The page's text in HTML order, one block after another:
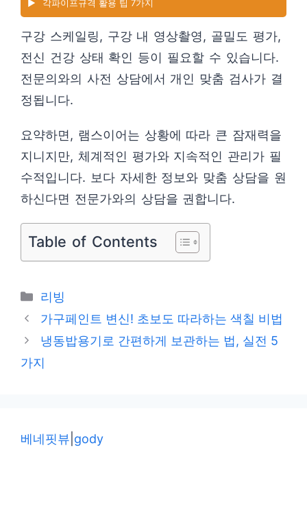
▶️ 각파이프규격 활용 팁 7가지
구강 스케일링, 구강 내 영상촬영, 골밀도 평가,
전신 건강 상태 확인 등이 필요할 수 있습니다.
전문의와의 사전 상담에서 개인 맞춤 검사가 결
정됩니다.
요약하면, 램스이어는 상황에 따라 큰 잠재력을
지니지만, 체계적인 평가와 지속적인 관리가 필
수적입니다. 보다 자세한 정보와 맞춤 상담을 원
하신다면 전문가와의 상담을 권합니다.
Table of Contents
카
테
리
리빙
가구페인트 변신! 초보도 따라하는 색칠 비법
냉동밥용기로 간편하게 보관하는 법, 실전 5
가지
베네핏뷰 gody